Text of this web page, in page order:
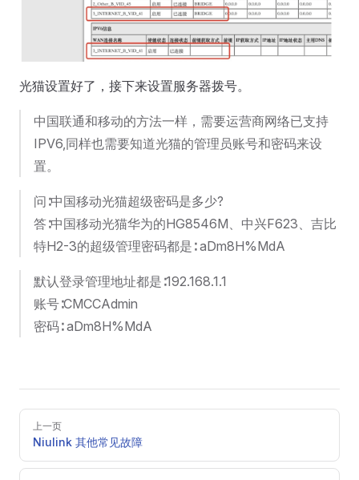
光猫设置好了，接下来设置服务器拨号。
中国联通和移动的方法一样，需要运营商网络已支持
IPV6,同样也需要知道光猫的管理员账号和密码来设
置。
问∶中国移动光猫超级密码是多少?
答∶中国移动光猫华为的HG8546M、中兴F623、吉比
特H2-3的超级管理密码都是∶ aDm8H%MdA
默认登录管理地址都是∶192.168.1.1
账号∶CMCCAdmin
密码∶ aDm8H%MdA
Pager
上一页
Niulink 其他常见故障